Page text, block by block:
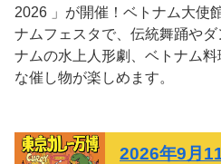
2026 」が開催！ベトナム大使
ナムフェスタで、伝統舞踊や
ナムの水上人形劇、ベトナム
な催し物が楽しめます。
2026年9月